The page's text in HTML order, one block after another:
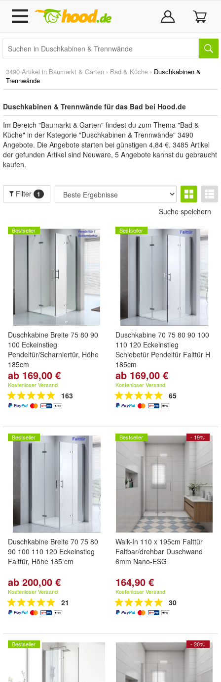
3490 Artikel in Baumarkt & Garten › Bad & Küche › Duschkabinen &
Trennwände
Duschkabinen & Trennwände für das Bad bei Hood.de
Im Bereich "Baumarkt & Garten" findest du zum Thema "Bad &
Küche" in der Kategorie "Duschkabinen & Trennwände" 3490
Angebote. Die Angebote starten bei günstigen 4,84 €. 3485 Artikel
der gefunden Artikel sind Neuware, 5 Angebote kannst du gebraucht
kaufen.
Filter 1
Suche speichern
Bestseller
Duschkabine Breite 75 80 90
100 Eckeinstieg
Pendeltür/Scharniertür, Höhe
185cm
ab 169,00 €
Kostenloser Versand
163
Bestseller
Duschkabine 70 75 80 90 100
110 120 Eckeinstieg
Schiebetür Pendeltür Falttür H
185cm
ab 169,00 €
Kostenloser Versand
65
Bestseller
Duschkabine Breite 70 75 80
90 100 110 120 Eckeinstieg
Falttür, Höhe 185 cm
ab 200,00 €
Kostenloser Versand
21
- 19%
Bestseller
Walk-In 110 x 195cm Falttür
Faltbar/drehbar Duschwand
6mm Nano-ESG
164,90 €
Kostenloser Versand
30
Bestseller - 20%